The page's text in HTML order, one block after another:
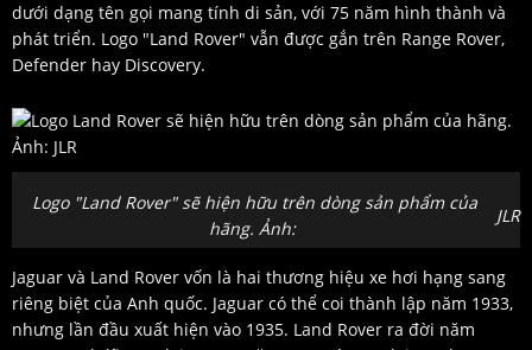
dưới dạng tên gọi mang tính di sản, với 75 năm hình thành và
phát triển. Logo "Land Rover" vẫn được gắn trên Range Rover,
Defender hay Discovery.
Logo "Land Rover" sẽ hiện hữu trên dòng sản phẩm của
hãng. Ảnh:
JLR
Jaguar và Land Rover vốn là hai thương hiệu xe hơi hạng sang
riêng biệt của Anh quốc. Jaguar có thể coi thành lập năm 1933,
nhưng lần đầu xuất hiện vào 1935. Land Rover ra đời năm